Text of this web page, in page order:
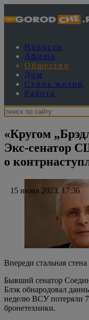
Новости
Афиша
Общество
Дом
Стиль жизни
Работа
«Кругом
Экс-сенатор
о
15 июня 2023, 17:36
Впереди стальная стена
Бывший сенатор
Блэк обнародовал
неделю ВСУ потеряли
бронетехники.